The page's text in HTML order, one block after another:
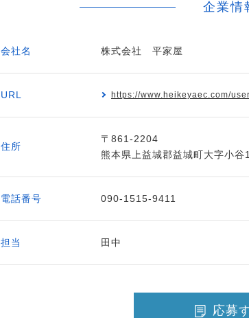
企業情
会社名 株式会社 平家屋
URL https://www.heikeyaec.com/
住所
〒861-2204
熊本県上益城郡益城町大字小
電話番号 090-1515-9411
担当 田中
応募